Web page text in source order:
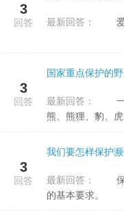
3
回答 最新回答： 爱
3
回答
国家重点保护的
最新回答：
熊、熊狸、豹、
3
回答
我们要怎样保护
最新回答：
的基本要求。